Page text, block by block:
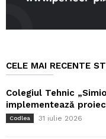
CELE MAI RECENTE
Colegiul Tehnic
implementează
Codlea 31 iulie 2026